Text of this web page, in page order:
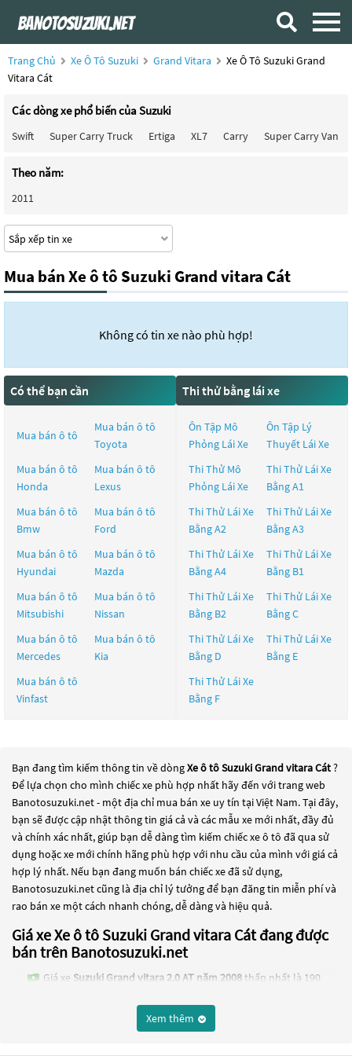
Trang Chủ Xe Ô Tô Suzuki Grand Vitara
Xe Ô Tô Suzuki Grand
Vitara Cát
Các dòng xe phổ biến của Suzuki
Swift Super Carry Truck Ertiga XL7 Carry Super Carry Van
Theo năm:
2011
Mua bán Xe ô tô Suzuki Grand vitara Cát
Không có tin xe nào phù hợp!
Có thể bạn cần
Mua bán ô tô
Mua bán ô tô
Toyota
Mua bán ô tô
Honda
Mua bán ô tô
Lexus
Mua bán ô tô
Bmw
Mua bán ô tô
Ford
Mua bán ô tô
Hyundai
Mua bán ô tô
Mazda
Mua bán ô tô
Mitsubishi
Mua bán ô tô
Nissan
Mua bán ô tô
Mercedes
Mua bán ô tô
Kia
Mua bán ô tô
Vinfast
Thi thử bằng lái xe
Ôn Tập Mô
Phỏng Lái Xe
Ôn Tập Lý
Thuyết Lái Xe
Thi Thử Mô
Phỏng Lái Xe
Thi Thử Lái Xe
Bằng A1
Thi Thử Lái Xe
Bằng A2
Thi Thử Lái Xe
Bằng A3
Thi Thử Lái Xe
Bằng A4
Thi Thử Lái Xe
Bằng B1
Thi Thử Lái Xe
Bằng B2
Thi Thử Lái Xe
Bằng C
Thi Thử Lái Xe
Bằng D
Thi Thử Lái Xe
Bằng E
Thi Thử Lái Xe
Bằng F
Bạn đang tìm kiếm thông tin về dòngXe ô tô Suzuki Grand vitara Cát?
Để lựa chọn cho mình chiếc xe phù hợp nhất hãy đến với trang web
Banotosuzuki.net - một địa chỉ mua bán xe uy tín tại Việt Nam. Tại đây,
bạn sẽ được cập nhật thông tin giá cả và các mẫu xe mới nhất, đầy đủ
và chính xác nhất, giúp bạn dễ dàng tìm kiếm chiếc xe ô tô đã qua sử
dụng hoặc xe mới chính hãng phù hợp với nhu cầu của mình với giá cả
hợp lý nhất. Nếu bạn đang muốn bán chiếc xe đã sử dụng,
Banotosuzuki.net cũng là địa chỉ lý tưởng để bạn đăng tin miễn phí và
rao bán xe một cách nhanh chóng, dễ dàng và hiệu quả.
Giá xe Xe ô tô Suzuki Grand vitara Cát đang được
bán trên Banotosuzuki.net
Giá xe Suzuki Grand vitara 2.0 AT năm 2008thấp nhất là 190
Xe ô tô Suzuki Grand vitara Cátđang trở thành một lựa chọn
Xem thêm